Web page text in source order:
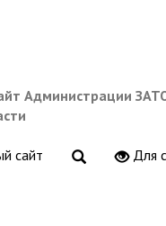
Администрации
сайт Для